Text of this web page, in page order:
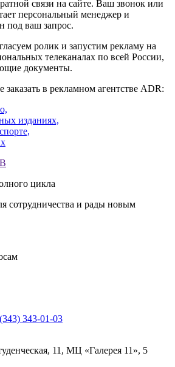
связи на сайте. Ваш звонок или
персональный менеджер и
под ваш запрос.
ролик и запустим рекламу на
телеканалах по всей России,
документы.
в рекламном агентстве ADR:
изданиях,
цикла
сотрудничества и рады новым
343-01-03
11, МЦ «Галерея 11», 5